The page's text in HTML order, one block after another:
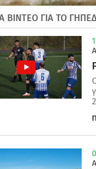
ΒΙΝΤΕΟ ΓΙΑ ΤΟ